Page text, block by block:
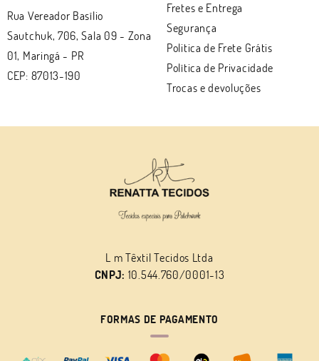
Rua Vereador Basílio
Sautchuk, 706, Sala 09 - Zona
01, Maringá - PR
CEP: 87013-190
Fretes e Entrega
Segurança
Politica de Frete Grátis
Política de Privacidade
Trocas e devoluções
L m Têxtil Tecidos Ltda
CNPJ: 10.544.760/0001-13
FORMAS DE PAGAMENTO